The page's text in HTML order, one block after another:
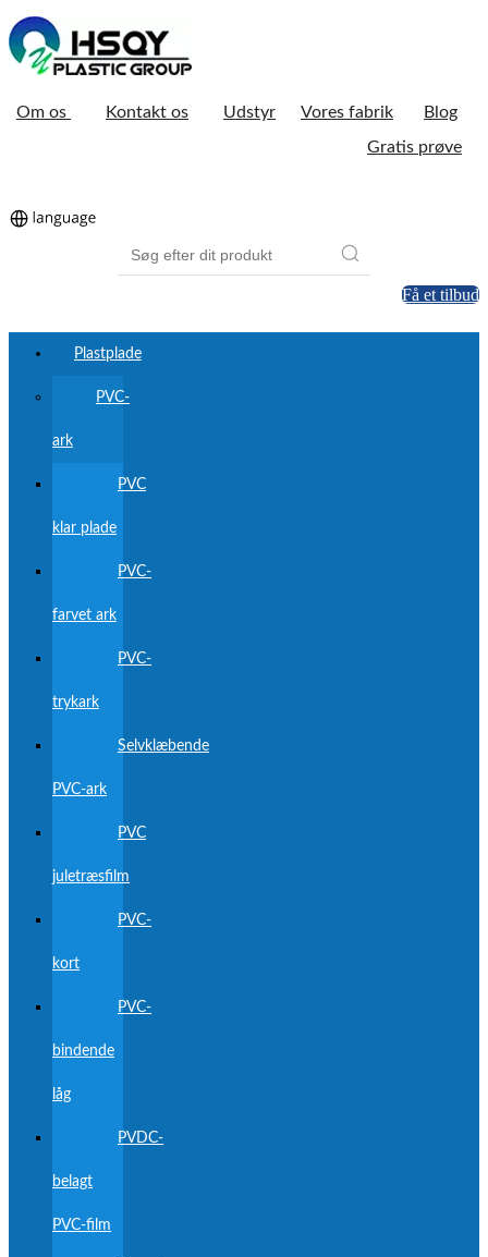
Om os Kontakt os Udstyr Vores fabrik
Blog
Gratis prøve
Få et tilbud
Plastplade
PVC-
ark
PVC
klar plade
PVC-
farvet ark
PVC-
trykark
Selvklæbende
PVC-ark
PVC
juletræsfilm
PVC-
kort
PVC-
bindende
låg
PVDC-
belagt
PVC-film